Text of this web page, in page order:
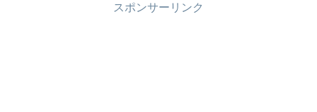
スポンサーリンク